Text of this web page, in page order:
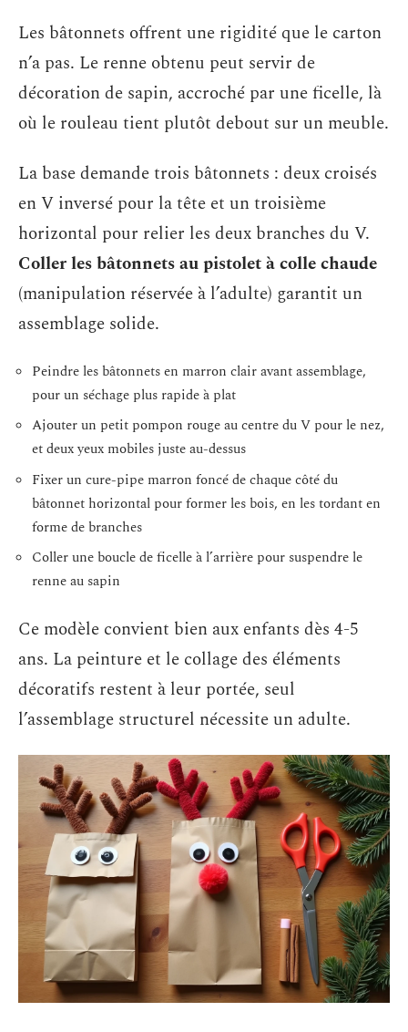
Les bâtonnets offrent une rigidité que le carton
n’a pas. Le renne obtenu peut servir de
décoration de sapin, accroché par une ficelle, là
où le rouleau tient plutôt debout sur un meuble.
La base demande trois bâtonnets : deux croisés
en V inversé pour la tête et un troisième
horizontal pour relier les deux branches du V.
Coller les bâtonnets au pistolet à colle chaude
(manipulation réservée à l’adulte) garantit un
assemblage solide.
Peindre les bâtonnets en marron clair avant assemblage,
pour un séchage plus rapide à plat
Ajouter un petit pompon rouge au centre du V pour le nez,
et deux yeux mobiles juste au-dessus
Fixer un cure-pipe marron foncé de chaque côté du
bâtonnet horizontal pour former les bois, en les tordant en
forme de branches
Coller une boucle de ficelle à l’arrière pour suspendre le
renne au sapin
Ce modèle convient bien aux enfants dès 4-5
ans. La peinture et le collage des éléments
décoratifs restent à leur portée, seul
l’assemblage structurel nécessite un adulte.